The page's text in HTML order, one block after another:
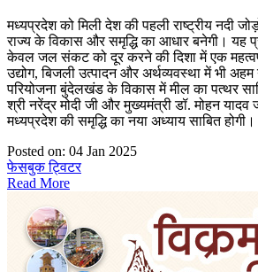
मध्यप्रदेश को मिली देश की पहली राष्ट्रीय नदी
राज्य के विकास और समृद्धि का आधार बनेगी। यह
केवल जल संकट को दूर करने की दिशा में एक
उद्योग, बिजली उत्पादन और अर्थव्यवस्था में भी
परियोजना बुंदेलखंड के विकास में मील का पत्थर
श्री नरेंद्र मोदी जी और मुख्यमंत्री डॉ. मोहन
मध्यप्रदेश की समृद्धि का नया अध्याय साबित होगी।
Posted on: 04 Jan 2025
फेसबुकट्विटर
Read More